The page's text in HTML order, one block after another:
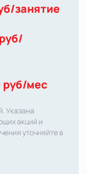
занятие
руб/мес
Указана
акций и
уточняйте в